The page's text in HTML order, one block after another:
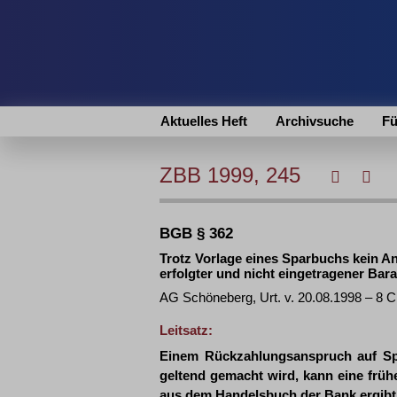
Aktuelles Heft Archivsuche
ZBB 1999, 245
BGB § 362
Trotz Vorlage eines Sparbuchs kein
erfolgter und nicht eingetragener
AG Schöneberg, Urt. v. 20.08.1998 – 8
Leitsatz:
Einem Rückzahlungsanspruch auf
geltend gemacht wird, kann eine